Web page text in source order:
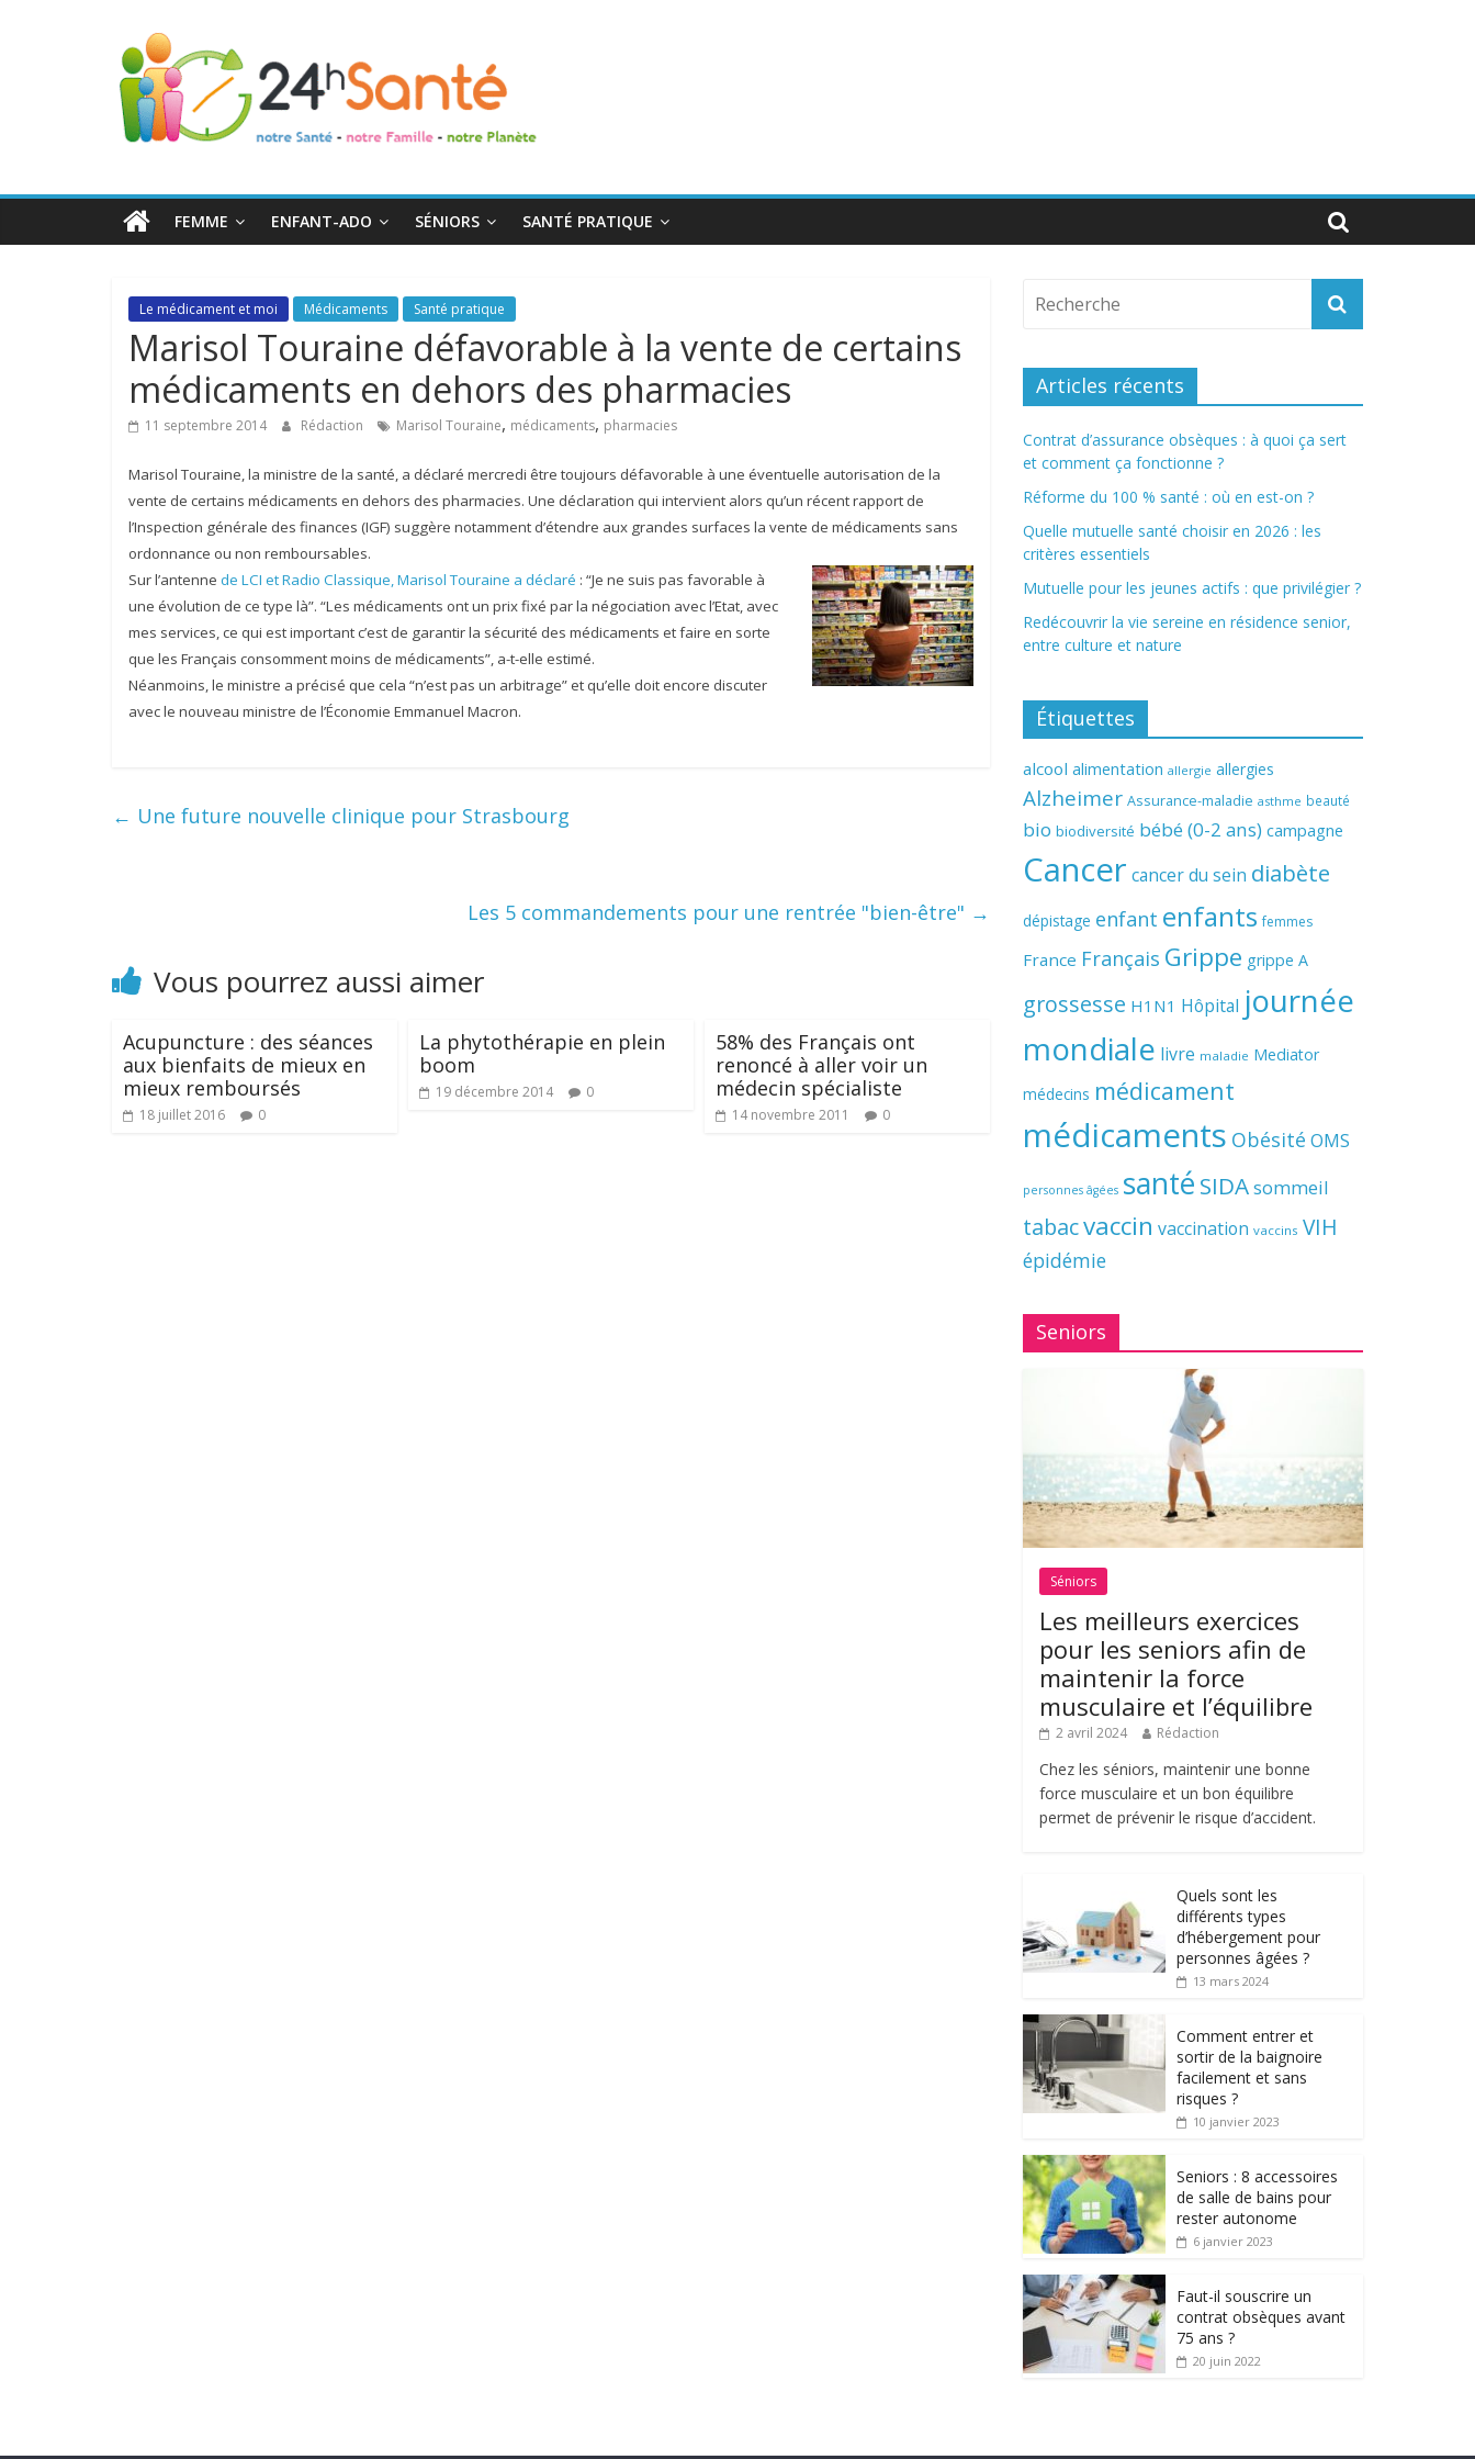
24h
Santé
toute
FEMME ENFANT-ADO SÉNIORS SANTÉ PRATIQUE
Le médicament et moi Médicaments Santé pratique
Marisol Touraine défavorable à la vente de certains
médicaments en dehors des pharmacies
11 septembre 2014 Rédaction Marisol Touraine, médicaments, pharmacies
Marisol Touraine, la ministre de la santé, a déclaré mercredi être toujours défavorable à une éventuelle autorisation de la
vente de certains médicaments en dehors des pharmacies. Une déclaration qui intervient alors qu’un récent rapport de
l’Inspection générale des finances (IGF) suggère notamment d’étendre aux grandes surfaces la vente de médicaments sans
ordonnance ou non remboursables.
Sur l’antenne de LCI et Radio Classique, Marisol Touraine a déclaré : “Je ne suis pas favorable à
une évolution de ce type là”. “Les médicaments ont un prix fixé par la négociation avec l’Etat, avec
mes services, ce qui est important c’est de garantir la sécurité des médicaments et faire en sorte
que les Français consomment moins de médicaments”, a-t-elle estimé.
Néanmoins, le ministre a précisé que cela “n’est pas un arbitrage” et qu’elle doit encore discuter
avec le nouveau ministre de l’Économie Emmanuel Macron.
← Une future nouvelle clinique pour Strasbourg
Les 5 commandements pour une rentrée "bien-être" →
Vous pourrez aussi aimer
Acupuncture : des séances
aux bienfaits de mieux en
mieux remboursés
18 juillet 2016 0
La phytothérapie en plein
boom
19 décembre 2014 0
58% des Français ont
renoncé à aller voir un
médecin spécialiste
14 novembre 2011 0
Articles récents
Contrat d’assurance obsèques : à quoi ça sert
et comment ça fonctionne ?
Réforme du 100 % santé : où en est-on ?
Quelle mutuelle santé choisir en 2026 : les
critères essentiels
Mutuelle pour les jeunes actifs : que privilégier ?
Redécouvrir la vie sereine en résidence senior,
entre culture et nature
Étiquettes
alcool alimentation allergie allergies
Alzheimer Assurance-maladie asthme beauté
bio biodiversité bébé (0-2 ans) campagne
Cancer cancer du sein diabète
dépistage enfant enfants femmes
France Français Grippe grippe A
grossesse H1N1 Hôpital journée
mondiale livre maladie Mediator
médecins médicament
médicaments Obésité OMS
personnes âgées santé SIDAsommeil
tabacvaccin vaccination vaccins VIH
épidémie
Seniors
Séniors
Les meilleurs exercices
pour les seniors afin de
maintenir la force
musculaire et l’équilibre
2 avril 2024 Rédaction
Chez les séniors, maintenir une bonne
force musculaire et un bon équilibre
permet de prévenir le risque d’accident.
Quels sont les
différents types
d’hébergement pour
personnes âgées ?
13 mars 2024
Comment entrer et
sortir de la baignoire
facilement et sans
risques ?
10 janvier 2023
Seniors : 8 accessoires
de salle de bains pour
rester autonome
6 janvier 2023
Faut-il souscrire un
contrat obsèques avant
75 ans ?
20 juin 2022